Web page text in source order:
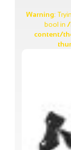
Warning:
bool in /
content/